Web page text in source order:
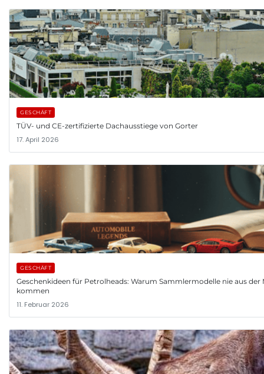
GESCHÄFT
TÜV- und CE-zertifizierte Dachausstiege von Gorter
17. April 2026
GESCHÄFT
Geschenkideen für Petrolheads: Warum Sammlermodelle nie aus der
kommen
11. Februar 2026